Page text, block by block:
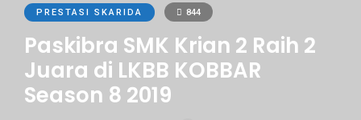
PRESTASI SKARIDA 844
Paskibra SMK Krian 2 Raih 2
Juara di LKBB KOBBAR
Season 8 2019